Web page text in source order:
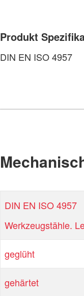
Produkt
DIN EN ISO 4957
DIN EN ISO 4957
Werkzeugstähle.
geglüht
gehärtet